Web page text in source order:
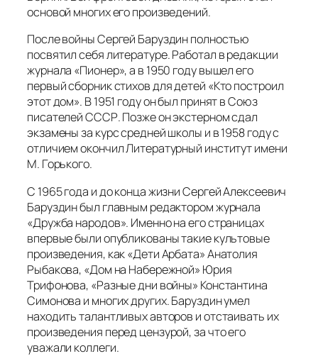
основой многих его произведений.
После войны Сергей Баруздин полностью
посвятил себя литературе. Работал в редакции
журнала «Пионер», а в 1950 году вышел его
первый сборник стихов для детей «Кто построил
этот дом». В 1951 году он был принят в Союз
писателей СССР. Позже он экстерном сдал
экзамены за курс средней школы и в 1958 году с
отличием окончил Литературный институт имени
М. Горького.
С 1965 года и до конца жизни Сергей Алексеевич
Баруздин был главным редактором журнала
«Дружба народов». Именно на его страницах
впервые были опубликованы такие культовые
произведения, как «Дети Арбата» Анатолия
Рыбакова, «Дом на Набережной» Юрия
Трифонова, «Разные дни войны» Константина
Симонова и многих других. Баруздин умел
находить талантливых авторов и отстаивать их
произведения перед цензурой, за что его
уважали коллеги.